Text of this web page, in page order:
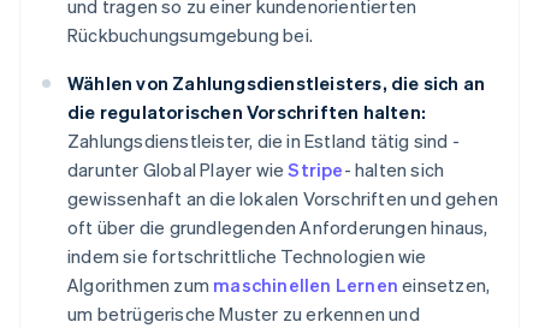
und tragen so zu einer kundenorientierten
Rückbuchungsumgebung bei.
Wählen von Zahlungsdienstleisters, die sich an
die regulatorischen Vorschriften halten:
Zahlungsdienstleister, die in Estland tätig sind -
darunter Global Player wieStripe- halten sich
gewissenhaft an die lokalen Vorschriften und gehen
oft über die grundlegenden Anforderungen hinaus,
indem sie fortschrittliche Technologien wie
Algorithmen zum maschinellen Lernen einsetzen,
um betrügerische Muster zu erkennen und